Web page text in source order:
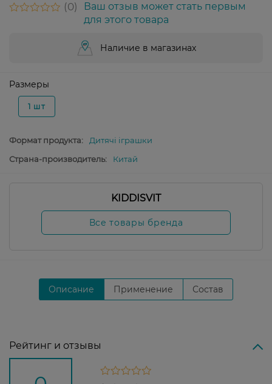
0
Ваш отзыв может стать первым
для этого товара
Наличие в магазинах
Размеры
1 шт
Формат продукта:
Дитячі іграшки
Страна-производитель:
Китай
KIDDISVIT
Все товары бренда
Описание Применение Состав
Рейтинг и отзывы